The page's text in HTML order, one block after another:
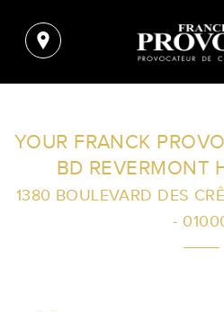
FILTER
YOUR FRANCK
BD REVERMONT
1380 BOULEVARD DES
-